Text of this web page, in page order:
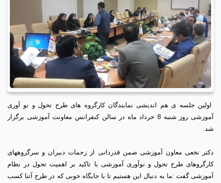
اولین جلسه ی هم اندیشی نمایندگان کارگروه های طرح تحول و نو آوری
آموزشی روز شنبه 8 خرداد ماه در سالن کنفرانس معاونت آموزشی برگزار
شد.
دکتر نخعی معاون آموزشی ضمن قدردانی از زحمات دبیران و سرگروههای
کارگروهای طرح تحول و نوآوری آموزشی با تاکید بر اهمیت تحول در نظام
آموزشی گفت :ما به دنبال این هستیم تا با جایگاه خوبی که در طرح آتنا کسب